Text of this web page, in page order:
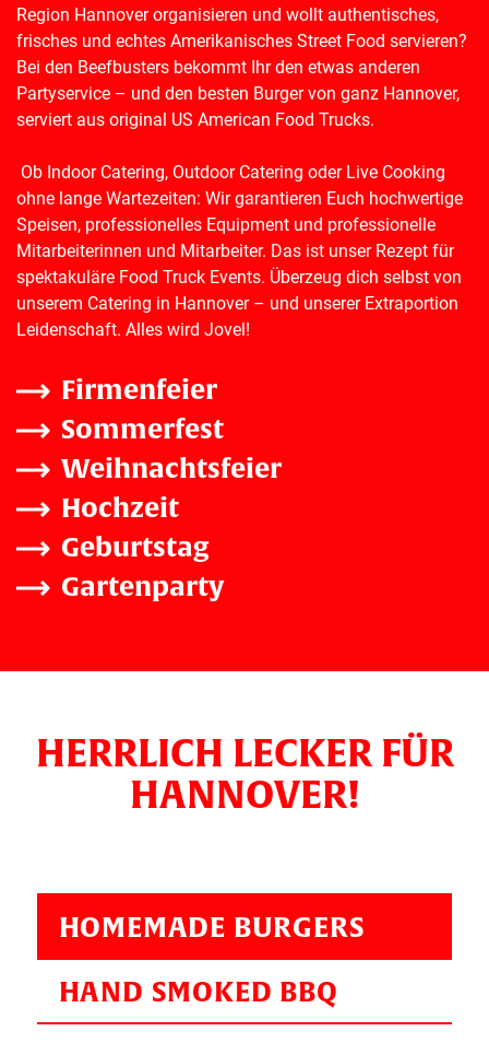
Region Hannover organisieren und wollt authentisches,
frisches und echtes Amerikanisches Street Food servieren?
Bei den Beefbusters bekommt Ihr den etwas anderen
Partyservice – und den besten Burger von ganz Hannover,
serviert aus original US American Food Trucks.
Ob Indoor Catering, Outdoor Catering oder Live Cooking
ohne lange Wartezeiten: Wir garantieren Euch hochwertige
Speisen, professionelles Equipment und professionelle
Mitarbeiterinnen und Mitarbeiter. Das ist unser Rezept für
spektakuläre Food Truck Events. Überzeug dich selbst von
unserem Catering in Hannover – und unserer Extraportion
Leidenschaft. Alles wird Jovel!
Firmenfeier
Sommerfest
Weihnachtsfeier
Hochzeit
Geburtstag
Gartenparty
HERRLICH LECKER FÜR
HANNOVER!
HOMEMADE BURGERS
HAND SMOKED BBQ